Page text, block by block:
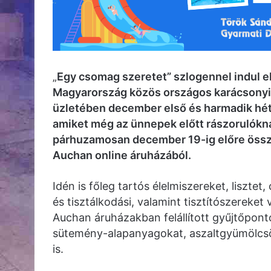
„Egy csomag szeretet” szlogennel indul
Magyarország közös országos
üzletében december első és harmadik
amiket még az ünnepek előtt
párhuzamosan december 19-ig előre
Auchan online áruházából.
Idén is főleg tartós élelmiszereket,
és tisztálkodási, valamint tisztítószereket
Auchan áruházakban felállított
sütemény-alapanyagokat,
is.